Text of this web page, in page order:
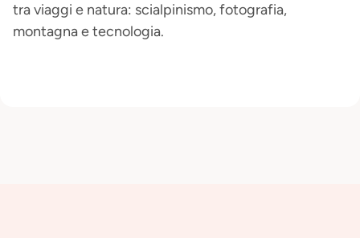
tra viaggi e natura: scialpinismo, fotografia,
montagna e tecnologia.